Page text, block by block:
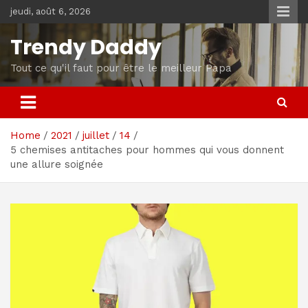
Skip
to
content
jeudi, août 6, 2026
Trendy Daddy
Tout ce qu'il faut pour être le meilleur Papa
Home 2021 juillet
14
5 chemises antitaches pour hommes qui vous donnent
une allure soignée